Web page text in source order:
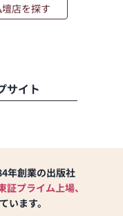
店を探す
サイト
年創業の出版社
プライム上場、
います。